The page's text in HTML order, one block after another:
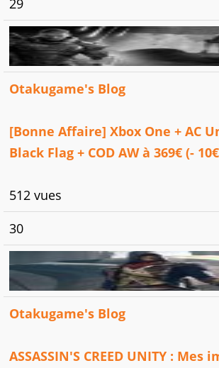
29
Otakugame's Blog
[Bonne Affaire] Xbox One + AC
Black Flag + COD AW à 369€ (-
512 vues
30
Otakugame's Blog
ASSASSIN'S CREED UNITY : Mes